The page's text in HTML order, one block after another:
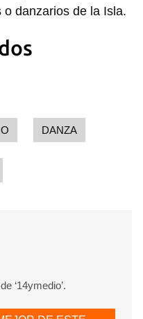
danzarios de la Isla.
DANZA
‘14ymedio’.